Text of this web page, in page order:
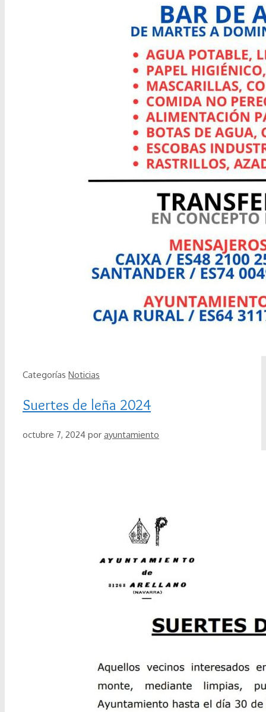
Categorías Noticias
Suertes de leña 2024
octubre 7, 2024 por ayuntamiento